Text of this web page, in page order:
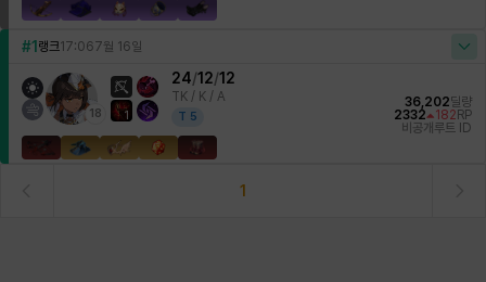
#1 랭크17:067월 16일
18 1
24/12/12
TK / K / A
T 5
36,202딜량
2332
182 RP
비공개 루트 ID
1